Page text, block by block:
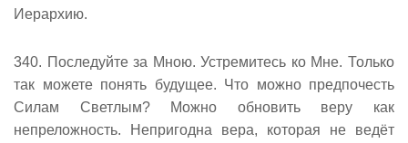
Иерархию.
340. Последуйте за Мною. Устремитесь ко Мне. Только
так можете понять будущее. Что можно предпочесть
Силам Светлым? Можно обновить веру как
непреложность. Непригодна вера, которая не ведёт